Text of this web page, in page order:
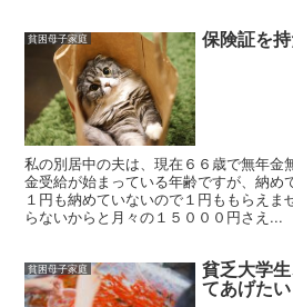
貧困母子家庭 保険証を
私の別居中の夫は、現在６６歳で無年金
金受給が始まっている年齢ですが、納め
１円も納めていないので１円ももらえま
らないからと月々の１５０００円さえ...
貧困母子家庭 貧乏大学
てあげたい